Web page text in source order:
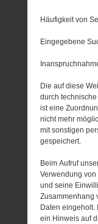
Häufigkeit von
Eingegebene
Die auf diese
durch
ist eine
nicht mehr
mit sonstigen
gespeichert.
Beim Aufruf
Verwendung
und seine
Zusammenhang
Daten eingeholt.
ein Hinweis auf